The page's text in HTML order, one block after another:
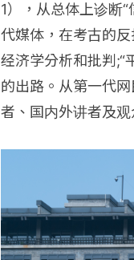
1），从总体上诊断
代媒体，在考古的
经济学分析和批判;“
的出路。从第一代
者、国内外讲者及